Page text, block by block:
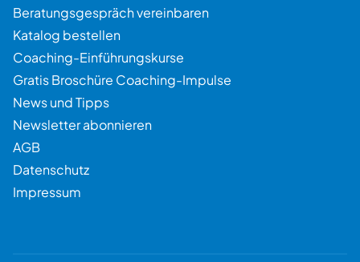
Beratungsgespräch vereinbaren
Katalog bestellen
Coaching-Einführungskurse
Gratis Broschüre Coaching-Impulse
News und Tipps
Newsletter abonnieren
AGB
Datenschutz
Impressum